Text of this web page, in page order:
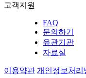
고객지원
FAQ
문의하기
유관기관
자료실
이용약관 개인정보처리